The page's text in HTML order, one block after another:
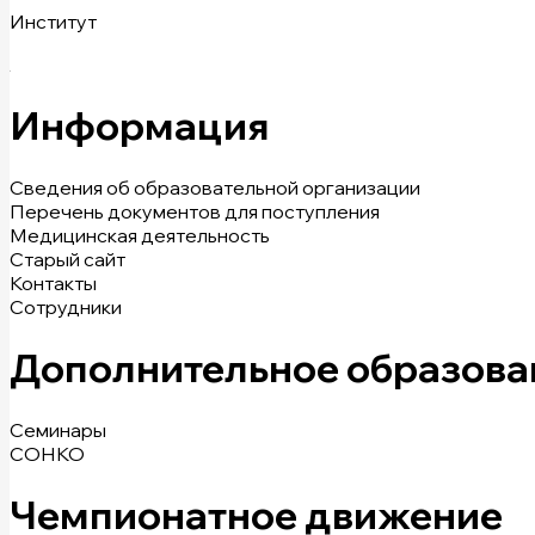
Институт
Информация
Сведения об образовательной организации
Перечень документов для поступления
Медицинская деятельность
Старый сайт
Контакты
Сотрудники
Дополнительное
Семинары
СОНКО
Чемпионатное движение